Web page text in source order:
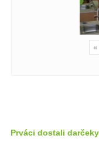
«
Prváci dostali